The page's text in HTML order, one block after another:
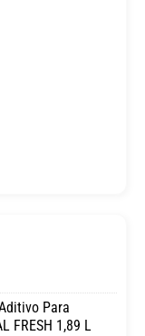
Para
FRESH 1,89 L